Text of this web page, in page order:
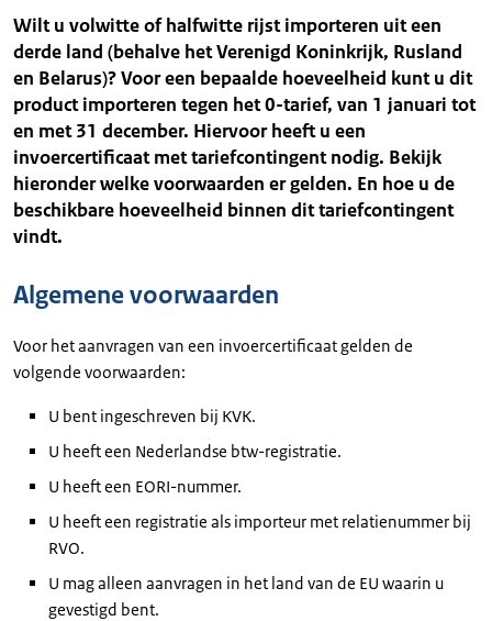
Wilt u volwitte of halfwitte rijst importeren uit een
derde land (behalve het Verenigd Koninkrijk, Rusland
en Belarus)? Voor een bepaalde hoeveelheid kunt u dit
product importeren tegen het 0-tarief, van 1 januari tot
en met 31 december. Hiervoor heeft u een
invoercertificaat met tariefcontingent nodig. Bekijk
hieronder welke voorwaarden er gelden. En hoe u de
beschikbare hoeveelheid binnen dit tariefcontingent
vindt.
Algemene voorwaarden
Voor het aanvragen van een invoercertificaat gelden de
volgende voorwaarden:
U bent ingeschreven bij KVK.
U heeft een Nederlandse btw-registratie.
U heeft een EORI-nummer.
U heeft een registratie als importeur met relatienummer bij
RVO.
U mag alleen aanvragen in het land van de EU waarin u
gevestigd bent.